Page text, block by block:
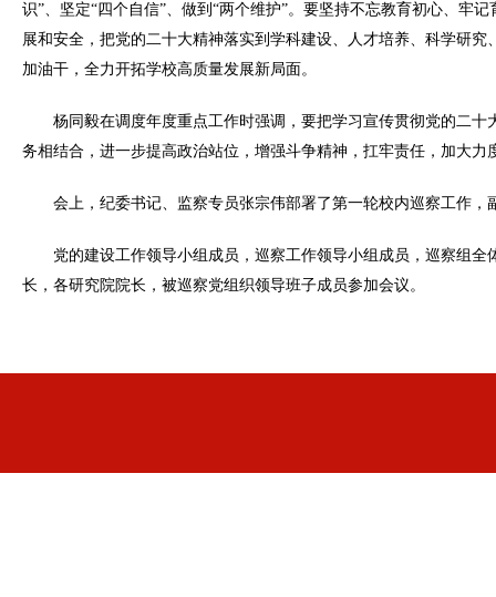
识”、坚定“四个自信”、做到“两个维护”。要坚持不忘教育初心、牢
展和安全， 把党的二十大精神落实到学科建设、人才培养、科学研
加油干，全力开拓学校高质量发展新局面。
杨同毅在调度年度重点工作时强调，要把学习宣传贯彻党的二
务相结合，进一步提高政治站位，增强斗争精神，扛牢责任，加大
会上，纪委书记、监察专员张宗伟部署了第一轮校内巡察工作
党的建设工作领导小组成员，巡察工作领导小组成员，巡察组
长，各研究院院长，被巡察党组织领导班子成员参加会议。